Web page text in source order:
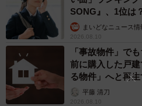
SONG』、1位は
まいどなニュース情
2026.08.10
「事故物件」で
前に購入した戸
る物件」へと再
が解説平藤 清刀
2026.08.10